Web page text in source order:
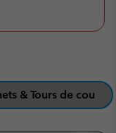
& Tours de cou